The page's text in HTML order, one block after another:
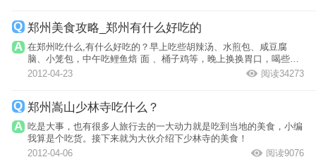
郑州美食攻略_郑州有什么好吃的
在郑州吃什么,有什么好吃的？早上吃些胡辣汤、水煎包、咸豆腐
脑、小笼包，中午吃鲤鱼焙 面 、桶子鸡等，晚上换换胃口，喝些羊
肉汤、浆面条...
2012-04-23 阅读34273
郑州嵩山少林寺吃什么？
吃是大事，也有很多人旅行去的一大动力就是吃到当地的美食，小编
我算是个吃货。接下来就为大伙介绍下少林寺的美食！
2012-04-06
阅读9076